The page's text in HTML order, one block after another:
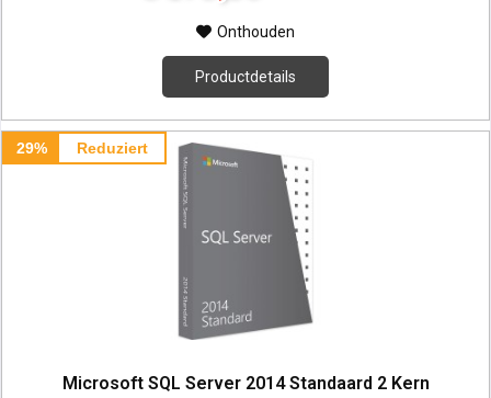
Onthouden
Productdetails
29% Reduziert
Microsoft SQL Server 2014 Standaard 2 Kern